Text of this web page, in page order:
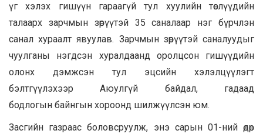
үг хэлэх гишүүн гараагүй тул хуулийн төслүүдийн
талаарх зарчмын зөрүүтэй 35 саналаар нэг бүрчлэн
санал хураалт явуулав. Зарчмын зөрүүтэй саналуудыг
чуулганы нэгдсэн хуралдаанд оролцсон гишүүдийн
олонх дэмжсэн тул эцсийн хэлэлцүүлэгт
бэлтгүүлэхээр Аюулгүй байдал, гадаад
бодлогын байнгын хороонд шилжүүлсэн юм.
Засгийн газраас боловсруулж, энэ сарын 01-ний өдөр